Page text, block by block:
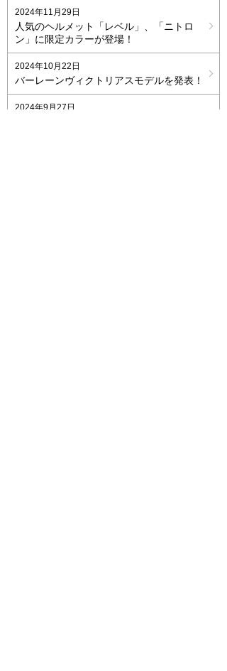
2024年11月29日
人気のヘルメット「レベル」、「ニトロ
ン」に限定カラーが登場！
2024年10月22日
バーレーンヴィクトリアスモデルを発表！
2024年9月27日